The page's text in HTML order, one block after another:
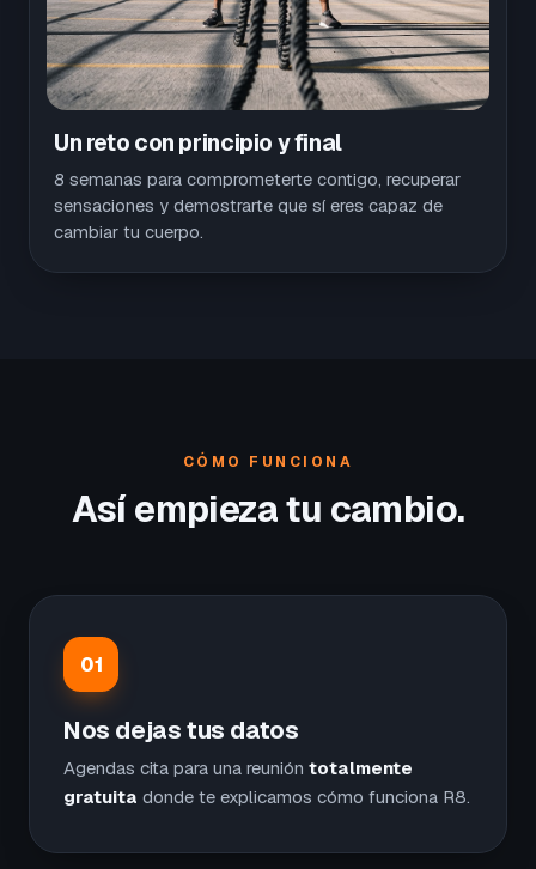
Un reto con principio y final
8 semanas para comprometerte contigo, recuperar
sensaciones y demostrarte que sí eres capaz de
cambiar tu cuerpo.
CÓMO FUNCIONA
Así empieza tu cambio.
01
Nos dejas tus datos
Agendas cita para una reunión totalmente
gratuita donde te explicamos cómo funciona R8.